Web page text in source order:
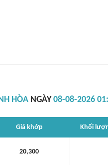
HÒA NGÀY 08-08-2026
Giá khớp Khối
20,300